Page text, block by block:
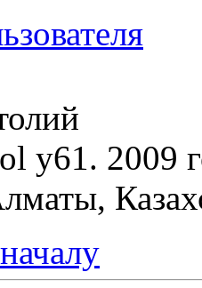
y61.